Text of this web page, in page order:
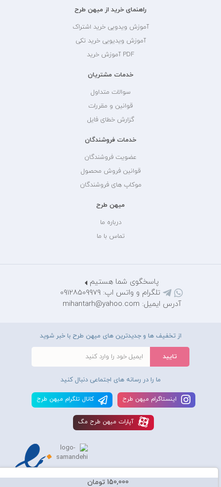
150,000 تومان
راهنمای خرید از میهن طرح
آموزش ویدویی خرید اشتراک
آموزش ویدیویی خرید تکی
PDF آموزش خرید
خدمات مشتریان
سوالات متداول
قوانین و مقررات
گزارش خطای فایل
خدمات فروشندگان
عضویت فروشندگان
قوانین فروش محصول
موکاپ های فروشندگان
میهن طرح
درباره ما
تماس با ما
پاسخگوی شما هستیم
تلگرام و واتس اپ: 09128509979
آدرس ایمیل: mihantarh@yahoo.com
از تخفیف ها و جدیدترین های میهن طرح با خبر شوید
ما را در رسانه های اجتماعی دنبال کنید
اينستاگرام ميهن طرح کانال تلگرام ميهن طرح
آپارات ميهن طرح مگ